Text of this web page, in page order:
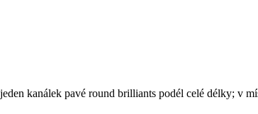
kanálek pavé round brilliants podél celé délky; v